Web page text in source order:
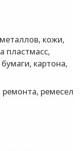
кожи,
пластмасс,
картона,
ремесел